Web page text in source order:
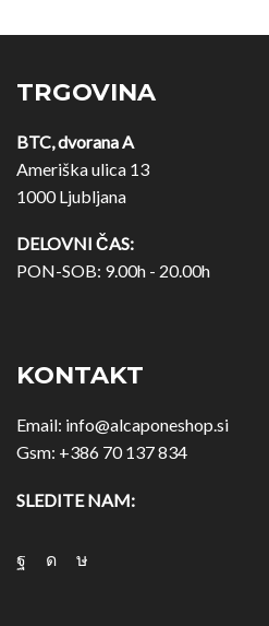
TRGOVINA
BTC, dvorana A
Ameriška ulica 13
1000 Ljubljana
DELOVNI ČAS:
PON-SOB: 9.00h - 20.00h
KONTAKT
Email: info@alcaponeshop.si
Gsm: +386 70 137 834
SLEDITE NAM: